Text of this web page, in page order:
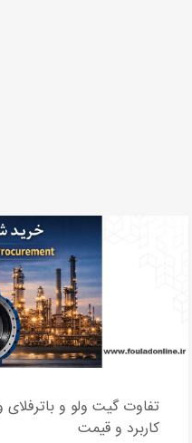
تفاوت گیت ولو و باترفلای
کاربرد و قیمت